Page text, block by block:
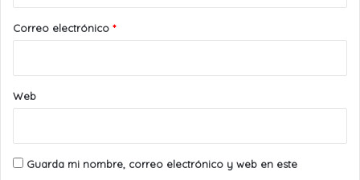
*Correo electrónico *
Web
Guarda mi nombre, correo electrónico y web en este